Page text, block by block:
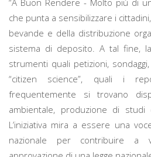
che punta a sensibilizzare i
bevande e della distribuzione
sistema di deposito. A tal fine,
strumenti quali petizioni,
“citizen science”, quali i
frequentemente si trovano
ambientale, produzione di studi
L’iniziativa mira a essere una
nazionale per contribuire a